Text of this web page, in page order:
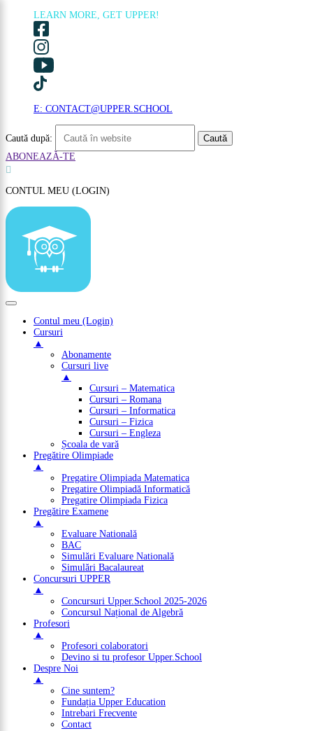
LEARN MORE, GET UPPER!
E: CONTACT@UPPER.SCHOOL
Caută după:
ABONEAZĂ-TE

CONTUL MEU (LOGIN)
Contul meu (Login)
Cursuri
▲
Abonamente
Cursuri live
▲
Cursuri – Matematica
Cursuri – Romana
Cursuri – Informatica
Cursuri – Fizica
Cursuri – Engleza
Școala de vară
Pregătire Olimpiade
▲
Pregatire Olimpiada Matematica
Pregatire Olimpiadă Informatică
Pregatire Olimpiada Fizica
Pregătire Examene
▲
Evaluare Natională
BAC
Simulări Evaluare Natională
Simulări Bacalaureat
Concursuri UPPER
▲
Concursuri Upper.School 2025-2026
Concursul Național de Algebră
Profesori
▲
Profesori colaboratori
Devino si tu profesor Upper.School
Despre Noi
▲
Cine suntem?
Fundația Upper Education
Intrebari Frecvente
Contact